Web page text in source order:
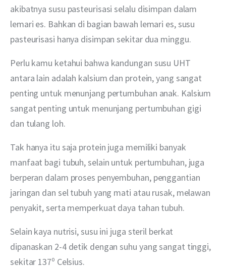
akibatnya susu pasteurisasi selalu disimpan dalam
lemari es. Bahkan di bagian bawah lemari es, susu
pasteurisasi hanya disimpan sekitar dua minggu.
Perlu kamu ketahui bahwa kandungan susu UHT
antara lain adalah kalsium dan protein, yang sangat
penting untuk menunjang pertumbuhan anak. Kalsium
sangat penting untuk menunjang pertumbuhan gigi
dan tulang loh.
Tak hanya itu saja protein juga memiliki banyak
manfaat bagi tubuh, selain untuk pertumbuhan, juga
berperan dalam proses penyembuhan, penggantian
jaringan dan sel tubuh yang mati atau rusak, melawan
penyakit, serta memperkuat daya tahan tubuh.
Selain kaya nutrisi, susu ini juga steril berkat
dipanaskan 2-4 detik dengan suhu yang sangat tinggi,
sekitar 137⁰ Celsius.